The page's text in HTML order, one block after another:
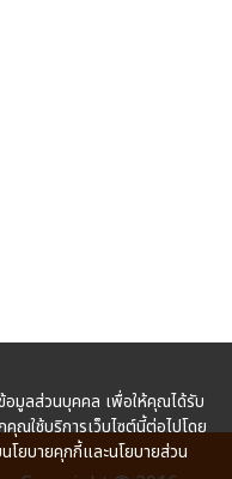
อมูลส่วนบุคคล เพื่อให้คุณได้รับ
ณใช้บริการเว็บไซต์นี้ต่อไปโดย
ยบายคุกกี้และนโยบายส่วน